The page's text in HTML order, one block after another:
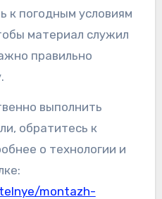
к погодным условиям
материал служил
правильно
выполнить
обратитесь к
о технологии и
montazh-